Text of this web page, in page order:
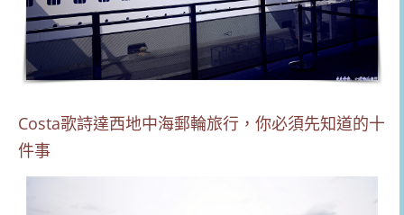
Costa歌詩達西地中海郵輪旅行，你必須先知道的十
件事